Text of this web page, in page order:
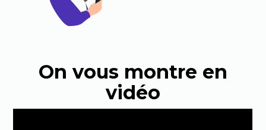
On vous montre en
vidéo